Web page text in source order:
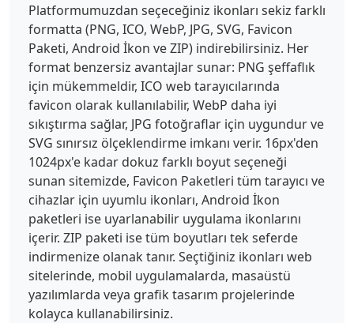
Platformumuzdan seçeceğiniz ikonları sekiz farklı
formatta (PNG, ICO, WebP, JPG, SVG, Favicon
Paketi, Android İkon ve ZIP) indirebilirsiniz. Her
format benzersiz avantajlar sunar: PNG şeffaflık
için mükemmeldir, ICO web tarayıcılarında
favicon olarak kullanılabilir, WebP daha iyi
sıkıştırma sağlar, JPG fotoğraflar için uygundur ve
SVG sınırsız ölçeklendirme imkanı verir. 16px'den
1024px'e kadar dokuz farklı boyut seçeneği
sunan sitemizde, Favicon Paketleri tüm tarayıcı ve
cihazlar için uyumlu ikonları, Android İkon
paketleri ise uyarlanabilir uygulama ikonlarını
içerir. ZIP paketi ise tüm boyutları tek seferde
indirmenize olanak tanır. Seçtiğiniz ikonları web
sitelerinde, mobil uygulamalarda, masaüstü
yazılımlarda veya grafik tasarım projelerinde
kolayca kullanabilirsiniz.